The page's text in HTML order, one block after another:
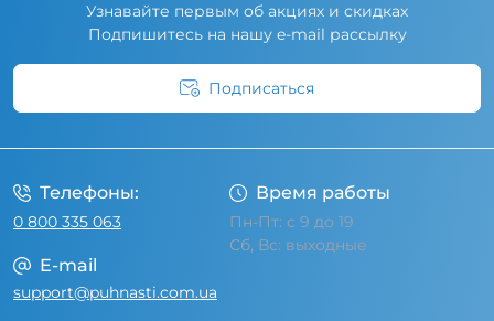
Узнавайте первым об акциях и скидках
Подпишитесь на нашу e-mail рассылку
Подписаться
Телефоны:
0 800 335 063
Время работы
Пн-Пт: с 9 до 19
Сб, Вс: выходные
E-mail
support@puhnasti.com.ua